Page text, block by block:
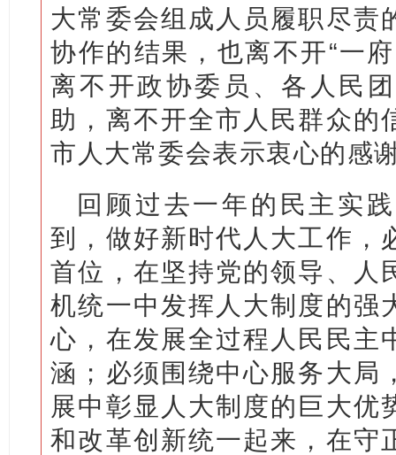
大常委会组成人员履职尽责
协作的结果，也离不开“一
离不开政协委员、各人民
助，离不开全市人民群众的
市人大常委会表示衷心的感
回顾过去一年的民主实
到，做好新时代人大工作，
首位，在坚持党的领导、人
机统一中发挥人大制度的强
心，在发展全过程人民民主
涵；必须围绕中心服务大局
展中彰显人大制度的巨大优
和改革创新统一起来，在守